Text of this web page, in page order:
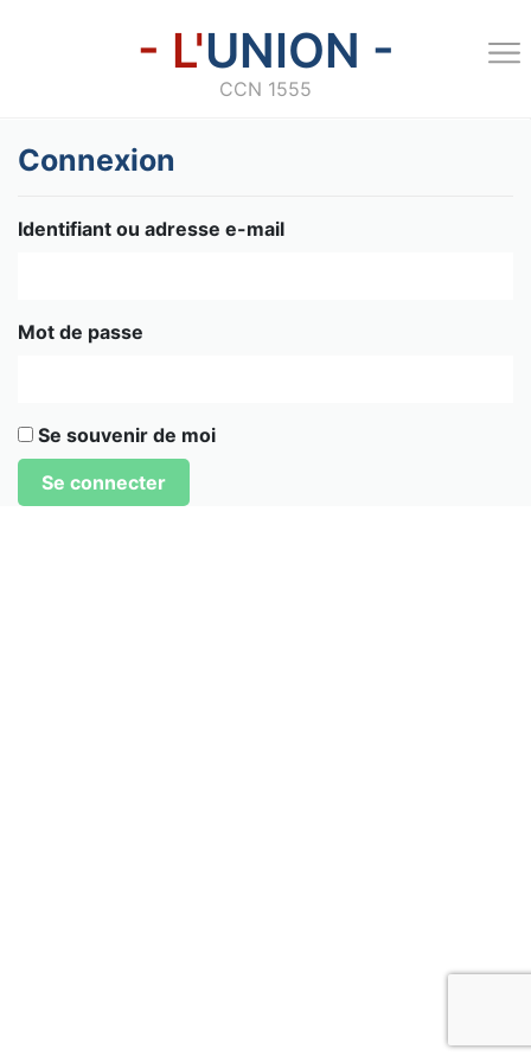
- L'UNION -
CCN 1555
Connexion
Identifiant ou adresse e-mail
Mot de passe
Se souvenir de moi